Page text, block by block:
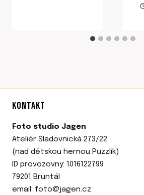
KONTAKT
Foto studio Jagen
Ateliér Sladovnická 273/22
(nad dětskou hernou Puzzlík)
ID provozovny: 1016122799
79201 Bruntál
email: foto@jagen.cz